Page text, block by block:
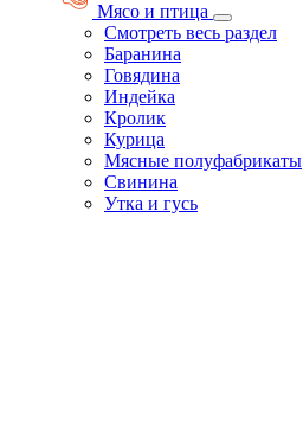
Мясо и птица
Смотреть весь раздел
Баранина
Говядина
Индейка
Кролик
Курица
Мясные полуфабрикаты
Свинина
Утка и гусь